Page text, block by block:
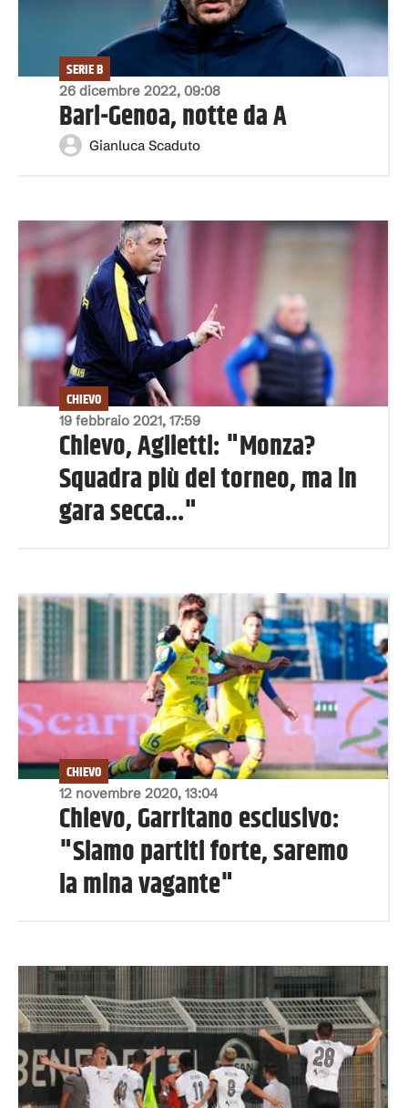
26 dicembre 2022, 09:08
SERIE B
Bari-Genoa, notte da A
Gianluca Scaduto
19 febbraio 2021, 17:59
CHIEVO
Chievo, Aglietti: "Monza?
Squadra più del torneo, ma in
gara secca..."
12 novembre 2020, 13:04
CHIEVO
Chievo, Garritano esclusivo:
"Siamo partiti forte, saremo
la mina vagante"